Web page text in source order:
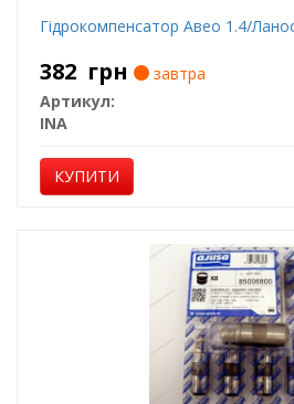
Гідрокомпенсатор Авео 1.4/
382 грн
завтра
Артикул:
INA
КУПИТИ